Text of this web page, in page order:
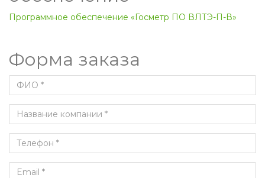
Программное обеспечение «Госметр ПО ВЛТЭ-П-В»
Форма заказа